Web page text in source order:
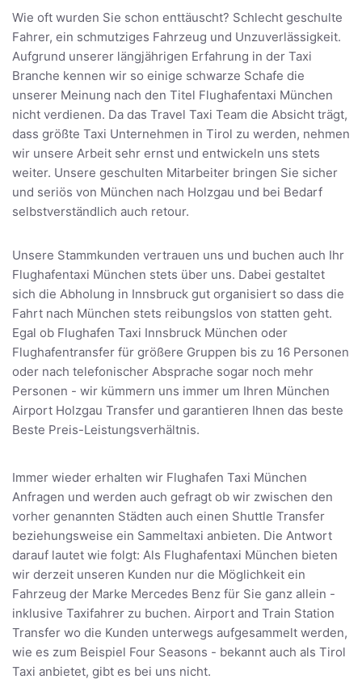
Wie oft wurden Sie schon enttäuscht? Schlecht geschulte
Fahrer, ein schmutziges Fahrzeug und Unzuverlässigkeit.
Aufgrund unserer längjährigen Erfahrung in der Taxi
Branche kennen wir so einige schwarze Schafe die
unserer Meinung nach den Titel Flughafentaxi München
nicht verdienen. Da das Travel Taxi Team die Absicht trägt,
dass größte Taxi Unternehmen in Tirol zu werden, nehmen
wir unsere Arbeit sehr ernst und entwickeln uns stets
weiter. Unsere geschulten Mitarbeiter bringen Sie sicher
und seriös von München nach Holzgau und bei Bedarf
selbstverständlich auch retour.
Unsere Stammkunden vertrauen uns und buchen auch Ihr
Flughafentaxi München stets über uns. Dabei gestaltet
sich die Abholung in Innsbruck gut organisiert so dass die
Fahrt nach München stets reibungslos von statten geht.
Egal ob Flughafen Taxi Innsbruck München oder
Flughafentransfer für größere Gruppen bis zu 16 Personen
oder nach telefonischer Absprache sogar noch mehr
Personen - wir kümmern uns immer um Ihren München
Airport Holzgau Transfer und garantieren Ihnen das beste
Beste Preis-Leistungsverhältnis.
Immer wieder erhalten wir Flughafen Taxi München
Anfragen und werden auch gefragt ob wir zwischen den
vorher genannten Städten auch einen Shuttle Transfer
beziehungsweise ein Sammeltaxi anbieten. Die Antwort
darauf lautet wie folgt: Als Flughafentaxi München bieten
wir derzeit unseren Kunden nur die Möglichkeit ein
Fahrzeug der Marke Mercedes Benz für Sie ganz allein -
inklusive Taxifahrer zu buchen. Airport and Train Station
Transfer wo die Kunden unterwegs aufgesammelt werden,
wie es zum Beispiel Four Seasons - bekannt auch als Tirol
Taxi anbietet, gibt es bei uns nicht.